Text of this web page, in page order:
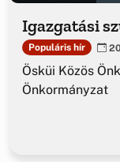
Igazgatási
Populáris hír
Ösküi Közös
Önkormányzat